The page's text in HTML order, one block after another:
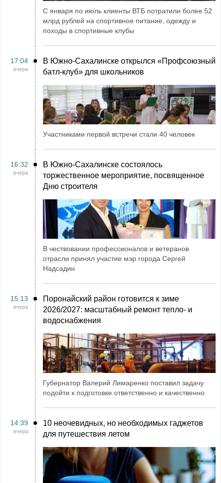
С января по июль клиенты ВТБ потратили более 52
млрд рублей на спортивное питание, одежду и
походы в спортивные клубы
17:04
вчера
В Южно-Сахалинске открылся «Профсоюзный
батл-клуб» для школьников
Участниками первой встречи стали 40 человек
16:32
вчера
В Южно-Сахалинске состоялось
торжественное мероприятие, посвященное
Дню строителя
В чествовании профессионалов и ветеранов
отрасли принял участие мэр города Сергей
Надсадин
15:13
вчера
Поронайский район готовится к зиме
2026/2027: масштабный ремонт тепло- и
водоснабжения
Губернатор Валерий Лимаренко поставил задачу
подойти к подготовке ответственно и качественно
14:39
вчера
10 неочевидных, но необходимых гаджетов
для путешествия летом